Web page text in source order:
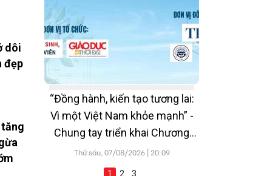
“Đồng hành, kiến tạo tương lai:
Vì một Việt Nam khỏe mạnh” -
Chung tay triển khai Chương
trình Sức khỏe học đường
Thứ sáu, 07/08/2026 | 20:09
1 2 3
dôi
đẹp
tăng